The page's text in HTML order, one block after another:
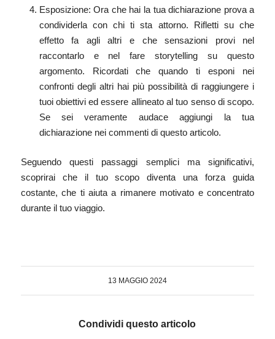
Esposizione: Ora che hai la tua dichiarazione prova a
condividerla con chi ti sta attorno. Rifletti su che
effetto fa agli altri e che sensazioni provi nel
raccontarlo e nel fare storytelling su questo
argomento. Ricordati che quando ti esponi nei
confronti degli altri hai più possibilità di raggiungere i
tuoi obiettivi ed essere allineato al tuo senso di scopo.
Se sei veramente audace aggiungi la tua
dichiarazione nei commenti di questo articolo.
Seguendo questi passaggi semplici ma significativi,
scoprirai che il tuo scopo diventa una forza guida
costante, che ti aiuta a rimanere motivato e concentrato
durante il tuo viaggio.
13 MAGGIO 2024
Condividi questo articolo